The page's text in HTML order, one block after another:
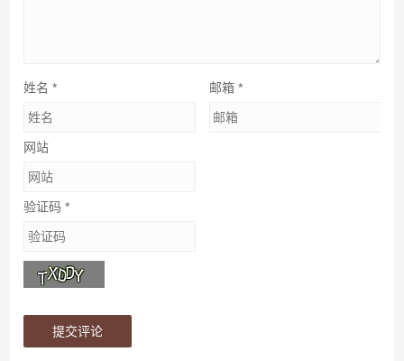
姓名* 邮箱 *
网站
验证码*